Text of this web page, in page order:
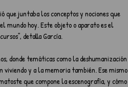
que juntaba los conceptos y nociones que
mundo hoy. Este objeto o aparato es el
detalla García.
donde temáticas como la deshumanización
viviendo y a la memoria también. Ese mismo
que compone la escenografía, y cómo